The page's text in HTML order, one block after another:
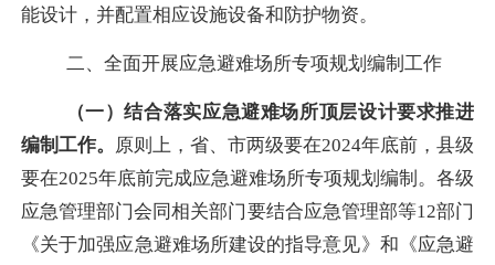
能设计，并配置相应设施设备和防护物资。
二、全面开展应急避难场所专项规划编制工作
（一）结合落实应急避难场所顶层设计要求推进
编制工作。
原则上，省、市两级要在2024年底前，县级
要在2025年底前完成应急避难场所专项规划编制。各级
应急管理部门会同相关部门要结合应急管理部等12部门
《关于加强应急避难场所建设的指导意见》和《应急避